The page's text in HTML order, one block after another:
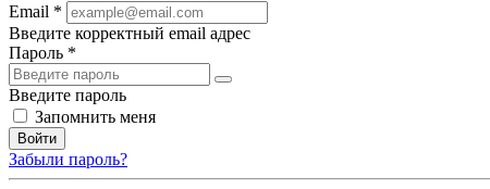
Email *
Введите корректный email адрес
Пароль *
Введите пароль
Запомнить меня
Войти
Забыли пароль?